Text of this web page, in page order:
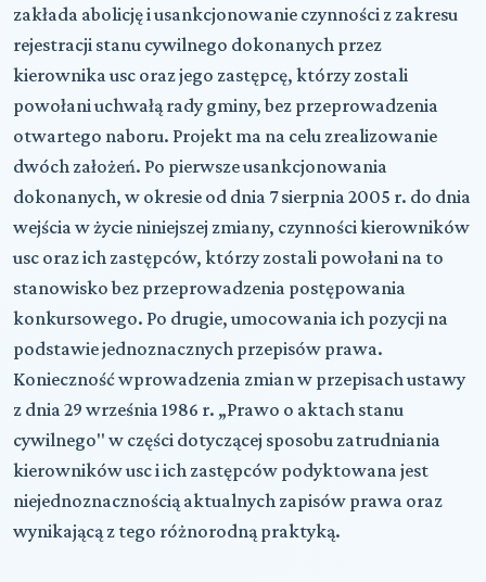
zakłada abolicję i usankcjonowanie czynności z zakresu
rejestracji stanu cywilnego dokonanych przez
kierownika usc oraz jego zastępcę, którzy zostali
powołani uchwałą rady gminy, bez przeprowadzenia
otwartego naboru. Projekt ma na celu zrealizowanie
dwóch założeń. Po pierwsze usankcjonowania
dokonanych, w okresie od dnia 7 sierpnia 2005 r. do dnia
wejścia w życie niniejszej zmiany, czynności kierowników
usc oraz ich zastępców, którzy zostali powołani na to
stanowisko bez przeprowadzenia postępowania
konkursowego. Po drugie, umocowania ich pozycji na
podstawie jednoznacznych przepisów prawa.
Konieczność wprowadzenia zmian w przepisach ustawy
z dnia 29 września 1986 r. „Prawo o aktach stanu
cywilnego" w części dotyczącej sposobu zatrudniania
kierowników usc i ich zastępców podyktowana jest
niejednoznacznością aktualnych zapisów prawa oraz
wynikającą z tego różnorodną praktyką.